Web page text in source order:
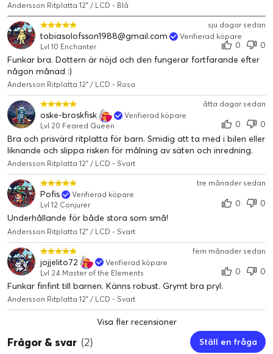
Andersson Ritplatta 12" / LCD - Blå
sju dagar sedan
tobiasolofsson1988@gmail.com
Verifierad köpare
Lvl 10 Enchanter
0
0
Funkar bra. Dottern är nöjd och den fungerar fortfarande efter
någon månad :)
Andersson Ritplatta 12" / LCD - Rosa
åtta dagar sedan
oske-broskfisk
Verifierad köpare
Lvl 20 Feared Queen
0
0
Bra och prisvärd ritplatta för barn. Smidig att ta med i bilen eller
liknande och slippa risken för målning av säten och inredning.
Andersson Ritplatta 12" / LCD - Svart
tre månader sedan
Pofis
Verifierad köpare
Lvl 12 Conjurer
0
0
Underhållande för både stora som små!
Andersson Ritplatta 12" / LCD - Svart
fem månader sedan
jojjelito72
Verifierad köpare
Lvl 24 Master of the Elements
0
0
Funkar finfint till barnen. Känns robust. Grymt bra pryl.
Andersson Ritplatta 12" / LCD - Svart
Visa fler recensioner
Frågor & svar (2) Ställ en fråga